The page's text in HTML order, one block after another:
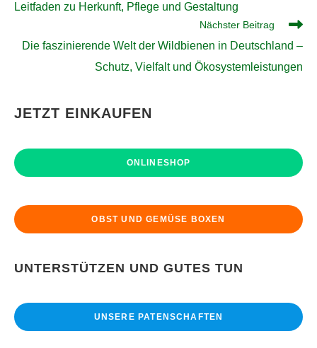
Leitfaden zu Herkunft, Pflege und Gestaltung
Nächster Beitrag
Die faszinierende Welt der Wildbienen in Deutschland –
Schutz, Vielfalt und Ökosystemleistungen
JETZT EINKAUFEN
ONLINESHOP
OBST UND GEMÜSE BOXEN
UNTERSTÜTZEN UND GUTES TUN
UNSERE PATENSCHAFTEN